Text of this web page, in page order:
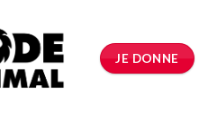
JE DONNE